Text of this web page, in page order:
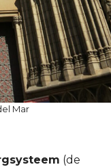
Mar
(de